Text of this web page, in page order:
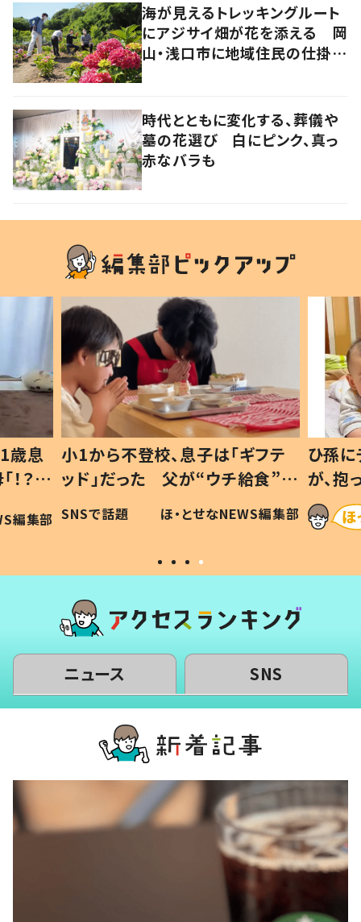
海が見えるトレッキングルート
にアジサイ畑が花を添える 岡
山・浅口市に地域住民の仕掛け
時代とともに変化する、葬儀や
墓の花選び 白にピンク、真っ
赤なバラも
歳息
？」
編集部
小1から不登校、息子は「ギフテ
ッド」だった 父が“ウチ給食”を
作り続ける理由とは #令和の親
#令和の子
SNSで話題 ほ・とせなNEWS編集部
ひ孫
が、
「涙が
い」
ニュース SNS